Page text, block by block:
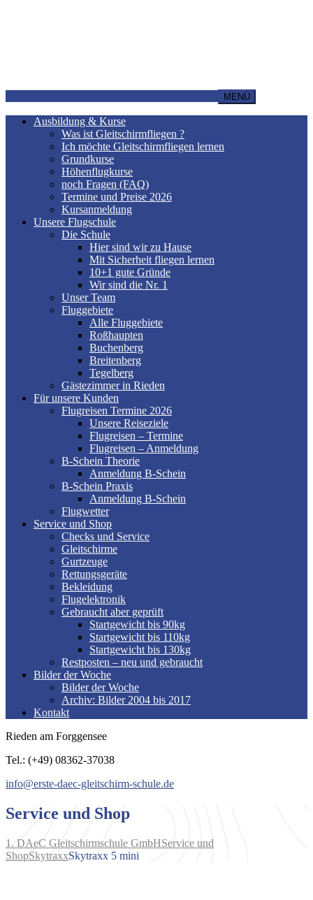
MENÜ
Ausbildung & Kurse
Was ist Gleitschirmfliegen ?
Ich möchte Gleitschirmfliegen lernen
Grundkurse
Höhenflugkurse
noch Fragen (FAQ)
Termine und Preise 2026
Kursanmeldung
Unsere Flugschule
Die Schule
Hier sind wir zu Hause
Mit Sicherheit fliegen lernen
10+1 gute Gründe
Wir sind die Nr. 1
Unser Team
Fluggebiete
Alle Fluggebiete
Roßhaupten
Buchenberg
Breitenberg
Tegelberg
Gästezimmer in Rieden
Für unsere Kunden
Flugreisen Termine 2026
Unsere Reiseziele
Flugreisen – Termine
Flugreisen – Anmeldung
B-Schein Theorie
Anmeldung B-Schein
B-Schein Praxis
Anmeldung B-Schein
Flugwetter
Service und Shop
Checks und Service
Gleitschirme
Gurtzeuge
Rettungsgeräte
Bekleidung
Flugelektronik
Gebraucht aber geprüft
Startgewicht bis 90kg
Startgewicht bis 110kg
Startgewicht bis 130kg
Restposten – neu und gebraucht
Bilder der Woche
Bilder der Woche
Archiv: Bilder 2004 bis 2017
Kontakt
Rieden am Forggensee
Tel.: (+49) 08362-37038
info@erste-daec-gleitschirm-schule.de
Service und Shop
1. DAeC Gleitschirmschule GmbHService und
ShopSkytraxxSkytraxx 5 mini